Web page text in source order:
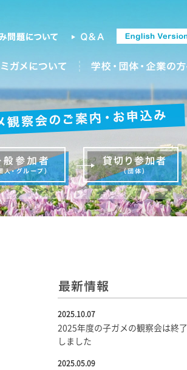
2025.10.07
2025年度の子ガメの観察会は終了
しました
2025.05.09